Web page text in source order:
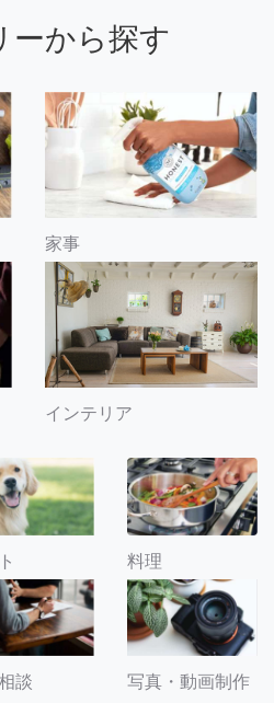
ーから探す
家事
インテリア
料理
談 写真・動画制作